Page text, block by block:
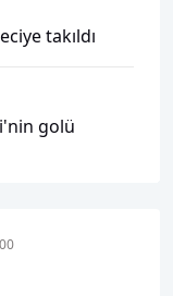
takıldı
golü